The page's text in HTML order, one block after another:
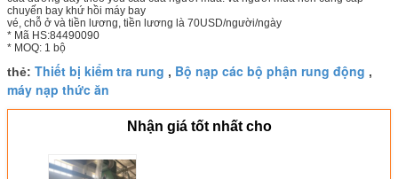
chuyến bay khứ hồi máy bay
vé, chỗ ở và tiền lương, tiền lương là 70USD/người/ngày
* Mã HS:84490090
* MOQ: 1 bộ
thẻ: Thiết bị kiểm tra rung , Bộ nạp các bộ phận rung động ,
máy nạp thức ăn
Nhận giá tốt nhất cho